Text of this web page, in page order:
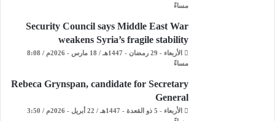
مساءً
Security Council says Middle East War
weakens Syria’s fragile stability
الأربعاء - 29 رمضان - 1447هـ / 18 مارس - 2026م / 8:08
مساءً
Rebeca Grynspan, candidate for Secretary
General
الأربعاء - 5 ذو القعدة - 1447هـ / 22 أبريل - 2026م / 3:50